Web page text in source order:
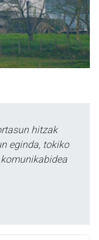
hitzak
eginda, tokiko